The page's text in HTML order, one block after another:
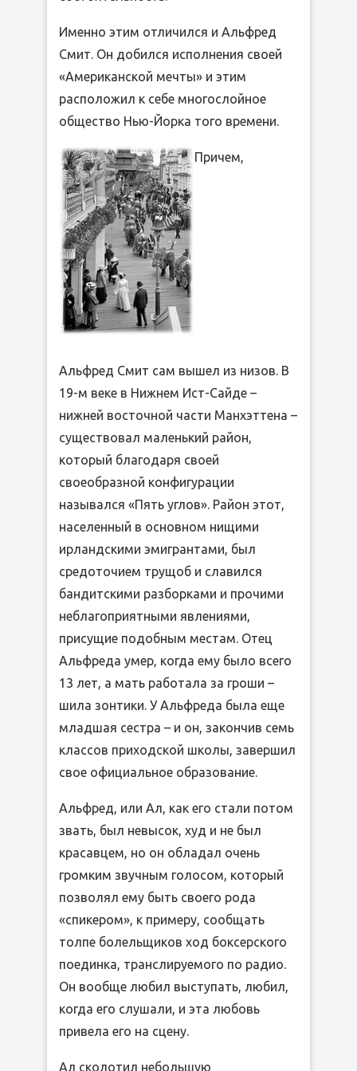
Именно этим отличился и Альфред
Смит. Он добился исполнения своей
«Американской мечты» и этим
расположил к себе многослойное
общество Нью-Йорка того времени.
Причем,
Альфред Смит сам вышел из низов. В
19-м веке в Нижнем Ист-Сайде –
нижней восточной части Манхэттена –
существовал маленький район,
который благодаря своей
своеобразной конфигурации
назывался «Пять углов». Район этот,
населенный в основном нищими
ирландскими эмигрантами, был
средоточием трущоб и славился
бандитскими разборками и прочими
неблагоприятными явлениями,
присущие подобным местам. Отец
Альфреда умер, когда ему было всего
13 лет, а мать работала за гроши –
шила зонтики. У Альфреда была еще
младшая сестра – и он, закончив семь
классов приходской школы, завершил
свое официальное образование.
Альфред, или Ал, как его стали потом
звать, был невысок, худ и не был
красавцем, но он обладал очень
громким звучным голосом, который
позволял ему быть своего рода
«спикером», к примеру, сообщать
толпе болельщиков ход боксерского
поединка, транслируемого по радио.
Он вообще любил выступать, любил,
когда его слушали, и эта любовь
привела его на сцену.
Ал сколотил небольшую